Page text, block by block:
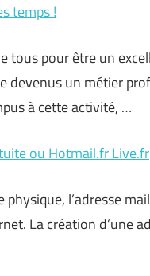
temps !
tous pour être un
un métier
à cette activité, …
ou Hotmail.fr Live.fr
l’adresse
La création d’une